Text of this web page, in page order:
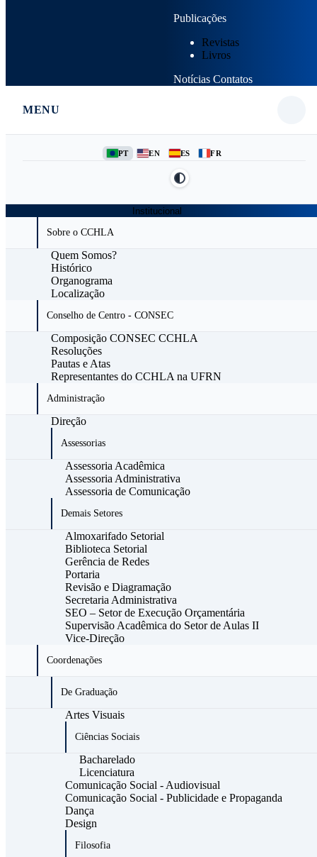
Publicações
Revistas
Livros
Notícias Contatos
MENU
PT EN ES FR
Institucional
Sobre o CCHLA
Quem Somos?
Histórico
Organograma
Localização
Conselho de Centro - CONSEC
Composição CONSEC CCHLA
Resoluções
Pautas e Atas
Representantes do CCHLA na UFRN
Administração
Direção
Assessorias
Assessoria Acadêmica
Assessoria Administrativa
Assessoria de Comunicação
Demais Setores
Almoxarifado Setorial
Biblioteca Setorial
Gerência de Redes
Portaria
Revisão e Diagramação
Secretaria Administrativa
SEO – Setor de Execução Orçamentária
Supervisão Acadêmica do Setor de Aulas II
Vice-Direção
Coordenações
De Graduação
Artes Visuais
Ciências Sociais
Bacharelado
Licenciatura
Comunicação Social - Audiovisual
Comunicação Social - Publicidade e Propaganda
Dança
Design
Filosofia